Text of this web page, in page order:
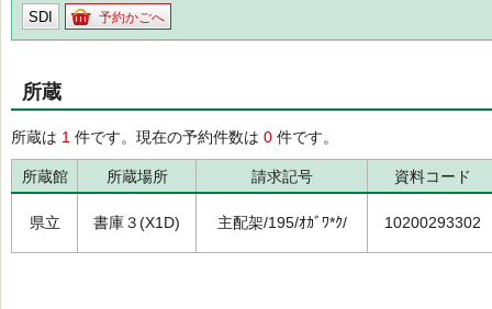
SDI 予約かごへ
所蔵
所蔵は 1 件です。現在の予約件数は 0 件です。
所蔵館 所蔵場所 請求記号 資料コード
県立 書庫３(X1D) 主配架/195/ｵｶﾞﾜ*ｸ/ 10200293302